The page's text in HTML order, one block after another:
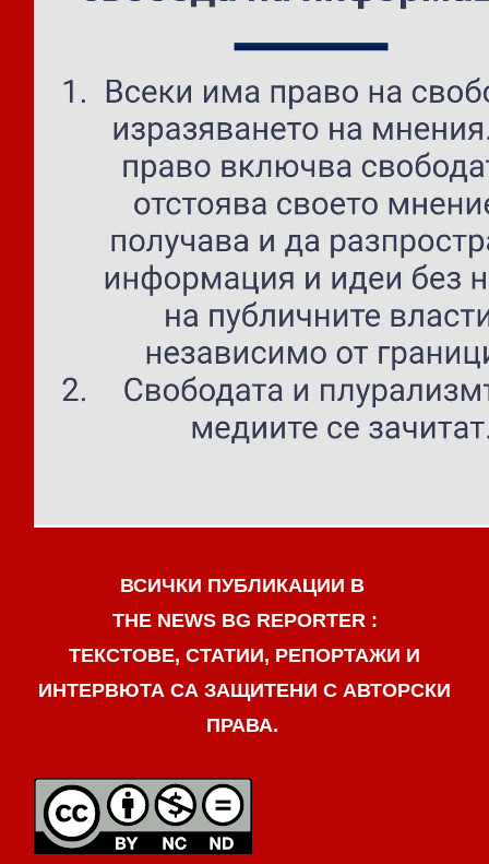
ВСИЧКИ ПУБЛИКАЦИИ В
THE NEWS BG REPORTER :
ТЕКСТОВЕ, СТАТИИ, РЕПОРТАЖИ И
ИНТЕРВЮТА СА ЗАЩИТЕНИ С АВТОРСКИ
ПРАВА.